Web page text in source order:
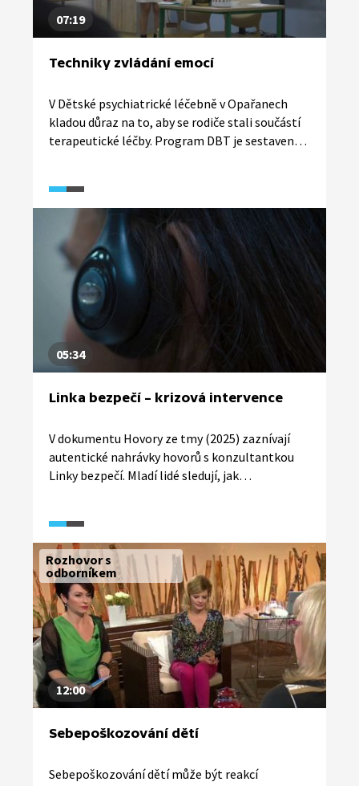
07:19
Techniky zvládání emocí
V Dětské psychiatrické léčebně v Opařanech
kladou důraz na to, aby se rodiče stali součástí
terapeutické léčby. Program DBT je sestavený
si pak snadno osvojí konkrétní metodu regulace
emocí. Program absolvují nejen děti,
informováni jsou i rodiče. Pomáhá jim
to pochopit, co jejich děti prožívají a jak
adekvátně reagovat. Ukázka je z pořadu Místo
pro duši.
05:34
Linka bezpečí – krizová intervence
V dokumentu Hovory ze tmy (2025) zaznívají
autentické nahrávky hovorů s konzultantkou
Linky bezpečí. Mladí lidé sledují, jak
po pokus o sebevraždu po požití léků.
Dokument nabízí realistický pohled na krizovou
intervenci a ukazuje význam dostupné pomoci
pro děti a mladé lidi v krizových situacích.
Rozhovor s
odborníkem
12:00
Sebepoškozování dětí
Sebepoškozování dětí může být reakcí